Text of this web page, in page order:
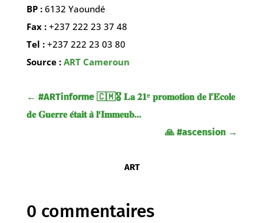
BP : 6132 Yaoundé
Fax :+237 222 23 37 48
Tel :+237 222 23 03 80
Source : ART Cameroun
← #ARTinforme 🇨🇲🎖️ 𝐋𝐚 𝟐𝟏ᵉ 𝐩𝐫𝐨𝐦𝐨𝐭𝐢𝐨𝐧 𝐝𝐞 𝐥’𝐄́𝐜𝐨𝐥𝐞
𝐝𝐞 𝐆𝐮𝐞𝐫𝐫𝐞 𝐞́𝐭𝐚𝐢𝐭 𝐚̀ 𝐥'𝐈𝐦𝐦𝐞𝐮𝐛...
🙏 #ascension →
ART
0 commentaires